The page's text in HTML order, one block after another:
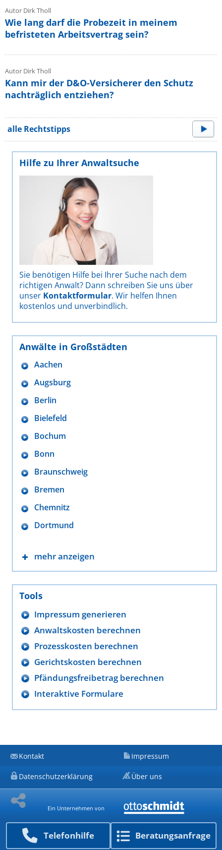
Autor Dirk Tholl
Wie lang darf die Probezeit in meinem
befristeten Arbeitsvertrag sein?
Autor Dirk Tholl
Kann mir der D&O-Versicherer den Schutz
nachträglich entziehen?
alle Rechtstipps
Telefon­hilfe Beratungs­anfrage
Hilfe zu Ihrer Anwaltsuche
Sie benötigen Hilfe bei Ihrer Suche nach dem
richtigen Anwalt? Dann schreiben Sie uns über
unser Kontaktformular. Wir helfen Ihnen
kostenlos und unverbindlich.
Anwälte in Großstädten
Aachen
Augsburg
Berlin
Bielefeld
Bochum
Bonn
Braunschweig
Bremen
Chemnitz
Dortmund
mehr anzeigen
Tools
Impressum generieren
Anwaltskosten berechnen
Prozesskosten berechnen
Gerichtskosten berechnen
Pfändungsfreibetrag berechnen
Interaktive Formulare
Kontakt Impressum
Datenschutzerklärung Über uns
Ein Unternehmen von